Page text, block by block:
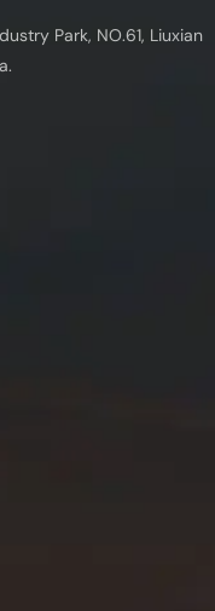
Park, NO.61, Liuxian